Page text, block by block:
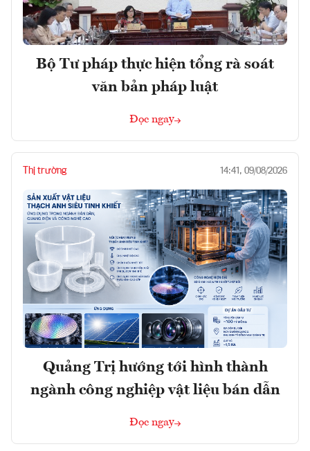
Bộ Tư pháp thực hiện tổng rà soát
văn bản pháp luật
Đọc ngay
Thị trường 14:41, 09/08/2026
Quảng Trị hướng tới hình thành
ngành công nghiệp vật liệu bán dẫn
Đọc ngay